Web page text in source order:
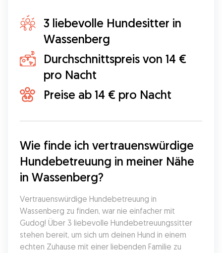
3 liebevolle Hundesitter in
Wassenberg
Durchschnittspreis von 14 €
pro Nacht
Preise ab 14 € pro Nacht
Wie finde ich vertrauenswürdige
Hundebetreuung in meiner Nähe
in Wassenberg?
Vertrauenswürdige Hundebetreuung in
Wassenberg zu finden, war nie einfacher mit
Gudog! Über 3 liebevolle Hundebetreuungssitter
stehen bereit, um sich um deinen Hund in einem
echten Zuhause mit einer liebenden Familie zu